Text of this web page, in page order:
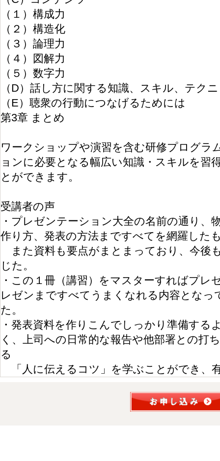
（１）構成力
（２）構造化
（３）論理力
（４）図解力
（５）数字力
（D）話し方に関する知識、スキル、テク
（E）聴衆の行動につなげるためには
第3章 まとめ
ワークショップや演習を含む研修プログラ
ョンに必要となる幅広い知識・スキルを習
とができます。
受講者の声
・プレゼンテーション大全の名前の通り、
作り方、発表の方法まですべてを網羅した
また資料も要点がまとまっており、今後
じた。
・この１冊（講習）をマスターすればプレ
レゼンまですべてうまくなれる内容となっ
た。
・発表資料を作りこんでしっかり準備する
く、上司への日常的な報告や他部署との打
る
「人に伝えるコツ」を学ぶことができ、